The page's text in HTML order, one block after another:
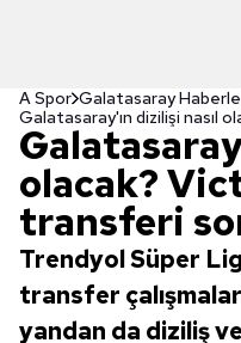
A Spor Galatasaray
olacak?
transferi
Trendyol Süper
transfer
yandan da diziliş